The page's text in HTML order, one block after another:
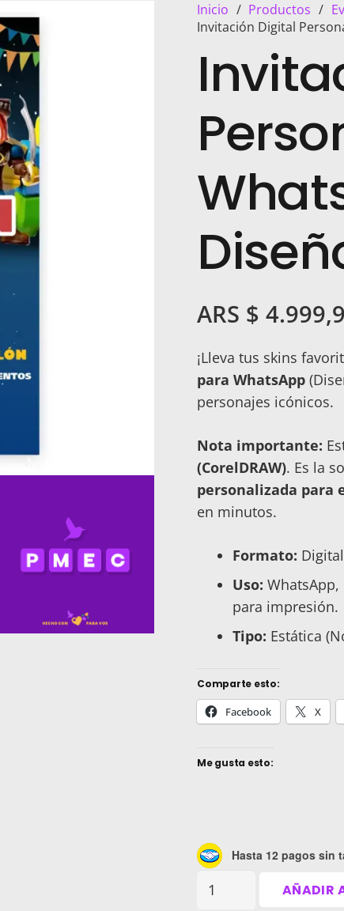
Inicio / Productos /
Invitación Digital
ARS $
¡Lleva tus skins
para WhatsApp
personajes icónicos.
Nota importante:
(CorelDRAW). Es la
personalizada para
en minutos.
Formato:
Uso:
para impresión.
Tipo: Estática
Comparte esto:
Facebook X
Me gusta esto:
Hasta 12 pagos sin
Invitación
AÑADIR